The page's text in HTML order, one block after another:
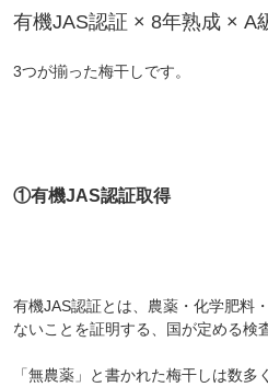
有機JAS認証 × 8年熟成 × A
3つが揃った梅干しです。
①有機JAS認証取得
有機JAS認証とは、農薬・化学肥料
ないことを証明する、国が定める検
「無農薬」と書かれた梅干しは数多